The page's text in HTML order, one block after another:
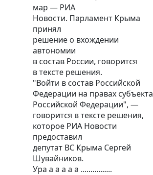
мар — РИА
Новости. Парламент Крыма
принял
решение о вхождении
автономии
в состав России, говорится
в тексте решения.
"Войти в состав Российской
Федерации на правах субъекта
Российской Федерации", —
говорится в тексте решения,
которое РИА Новости
предоставил
депутат ВС Крыма Сергей
Шувайников.
Ура а а а а а ................